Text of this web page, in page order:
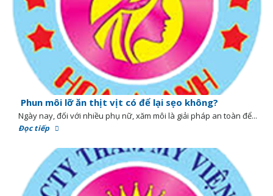
Phun môi lỡ ăn thịt vịt có để lại sẹo không?
Ngày nay, đối với nhiều phụ nữ, xăm môi là giải pháp an toàn để...
Đọc tiếp